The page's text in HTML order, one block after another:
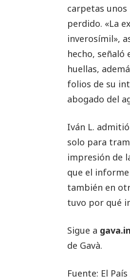
carpetas
perdido. «La
inverosímil»,
hecho, señaló
huellas,
folios de su
abogado del
Iván L.
solo para
impresión de
que el
también en
tuvo por qué
Sigue a
de Gavà.
Fuente: El